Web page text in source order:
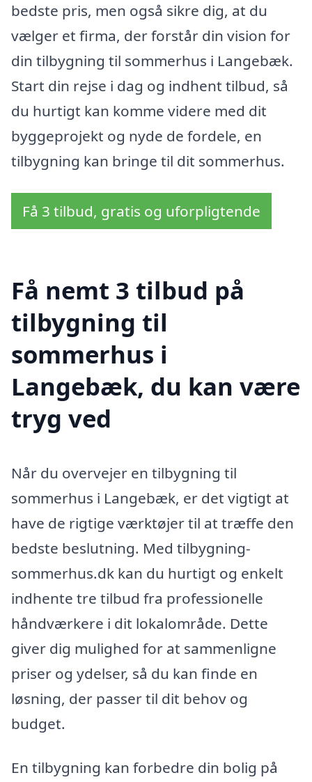
bedste pris, men også sikre dig, at du
vælger et firma, der forstår din vision for
din tilbygning til sommerhus i Langebæk.
Start din rejse i dag og indhent tilbud, så
du hurtigt kan komme videre med dit
byggeprojekt og nyde de fordele, en
tilbygning kan bringe til dit sommerhus.
Få 3 tilbud, gratis og uforpligtende
Få nemt 3 tilbud på
tilbygning til
sommerhus i
Langebæk, du kan være
tryg ved
Når du overvejer en tilbygning til
sommerhus i Langebæk, er det vigtigt at
have de rigtige værktøjer til at træffe den
bedste beslutning. Med tilbygning-
sommerhus.dk kan du hurtigt og enkelt
indhente tre tilbud fra professionelle
håndværkere i dit lokalområde. Dette
giver dig mulighed for at sammenligne
priser og ydelser, så du kan finde en
løsning, der passer til dit behov og
budget.
En tilbygning kan forbedre din bolig på